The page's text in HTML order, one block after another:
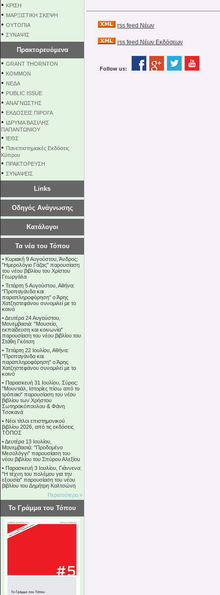
• ΚΡΙΣΗ
• ΜΑΡΞΙΣΤΙΚΗ ΣΚΕΨΗ
• ΟΥΤΟΠΙΑ
• ΣΥΝΑΨΙΣ
Πρακτορευόμενα
• GRANT THORNTON
• KOMMON
• NEΔΑ
• PUBLIC ISSUE
• ΑΝΑΓΝΩΣΤΗΣ
• ΕΚΔΟΣΕΙΣ ΠΙΡΟΓΑ
• ΙΔΡΥΜΑ ΒΑΣΙΛΗΣ
ΠΑΠΑΝΤΩΝΙΟΥ
• ΙΕΘΣ
• Πανεπιστημιακές Εκδόσεις
Κύπρου
• ΠΡΑΚΤΟΡΕΥΣΗ
• ΣΥΝΑΨΕΙΣ
Links
Οδηγός Ανάγνωσης
Κατάλογοι
Τα νέα του Τόπου
• Κυριακή 9 Αυγούστου, Άνδρος:
"Ημερολόγιο Γάζας" παρουσίαση
του νέου βιβλίου του Χρίστου
Γεωργάλα
• Τετάρτη 5 Αυγούστου, Αθήνα:
"Προπαγάνδα και
παραπληροφόρηση" ο Άρης
Χατζηστεφάνου συνομιλεί με το
κοινό
•Δευτέρα 24 Αυγούστου,
Μονεμβασιά: "Μουσείο,
εκπαίδευση και κοινωνία"
παρουσίαση του νέου βιβλίου του
Στάθη Γκότση
• Τετάρτη 22 Ιουλίου, Αθήνα:
"Προπαγάνδα και
παραπληροφόρηση" ο Άρης
Χατζηστεφάνου συνομιλεί με το
κοινό
• Παρασκευή 31 Ιουλίου, Σύρος:
"Μουντιάλ, Ιστορίες πίσω από το
τρόπαιο" παρουσίαση του νέου
βιβλίου των Χρήστου
Σωτηρακόπουλου & Φάνη
Τσοκανά
• Νέοι τίτλοι επιστημονικού
βιβλίου 2026, από τις εκδόσεις
ΤΟΠΟΣ
•Δευτέρα 13 Ιουλίου,
Μονεμβασιά: "Προδομένο
Μεσολόγγι" παρουσίαση του
νέου βιβλίου του Σπύρου Αλεξίου
• Παρασκευή 3 Ιουλίου, Γιάννενα:
"Η τέχνη του πολέμου για την
εξουσία" παρουσίαση του νέου
βιβλίου του Δημήτρη Καλτσώνη
Περισσότερα »
Το Γράμμα του Τόπου
rss feed Νέων
rss feed Νέων Εκδόσεων
Follow us: